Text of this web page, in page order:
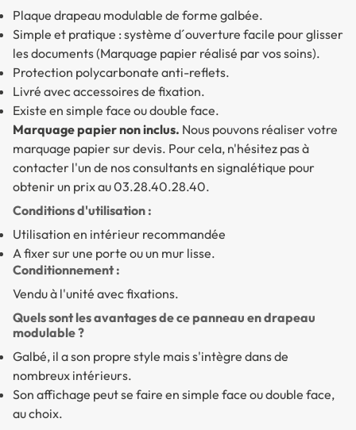
Plaque drapeau modulable de forme galbée.
Simple et pratique : système d´ouverture facile pour glisser
les documents (Marquage papier réalisé par vos soins).
Protection polycarbonate anti-reflets.
Livré avec accessoires de fixation.
Existe en simple face ou double face.
Marquage papier non inclus. Nous pouvons réaliser votre
marquage papier sur devis. Pour cela, n'hésitez pas à
contacter l'un de nos consultants en signalétique pour
obtenir un prix au 03.28.40.28.40.
Conditions d'utilisation :
Utilisation en intérieur recommandée
A fixer sur une porte ou un mur lisse.
Conditionnement :
Vendu à l'unité avec fixations.
Quels sont les avantages de ce panneau en drapeau
modulable ?
Galbé, il a son propre style mais s'intègre dans de
nombreux intérieurs.
Son affichage peut se faire en simple face ou double face,
au choix.